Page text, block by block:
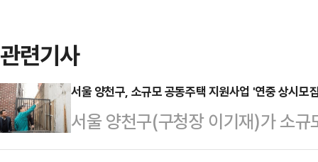
관련기사
서울 양천구, 소규모 공동주택 지원사업 '연중 상시모
서울 양천구(구청장 이기재)가 소
개선을 위해 시행 중인 '소규모 공